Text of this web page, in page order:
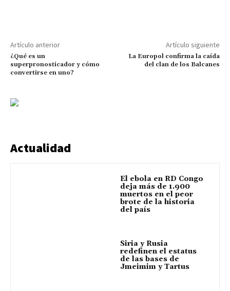
Artículo anterior
¿Qué es un
superpronosticador y cómo
convertirse en uno?
Artículo siguiente
La Europol confirma la caída
del clan de los Balcanes
Actualidad
El ebola en RD Congo
deja más de 1.900
muertos en el peor
brote de la historia
del país
Siria y Rusia
redefinen el estatus
de las bases de
Jmeimim y Tartus